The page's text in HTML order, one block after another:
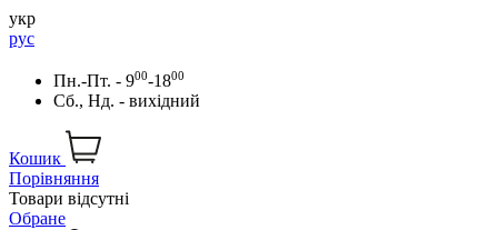
укр
рус
Пн.-Пт. - 900-1800
Сб., Нд. - вихідний
Кошик
Порівняння
Товари відсутні
Обране